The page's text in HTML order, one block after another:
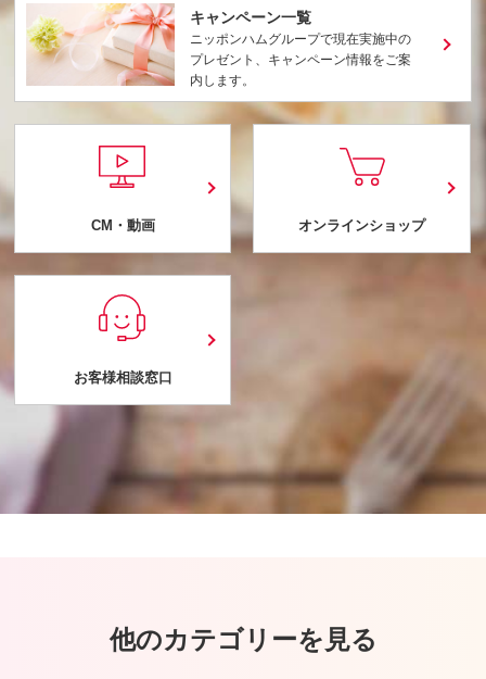
キャンペーン一覧
ニッポンハムグループで現在実施中の
プレゼント、キャンペーン情報をご案
内します。
CM・動画 オンラインショップ
お客様相談窓口
他のカテゴリーを見る